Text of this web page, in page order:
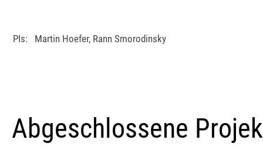
PIs: Martin Hoefer, Rann Smorodinsky
Abgeschlossene